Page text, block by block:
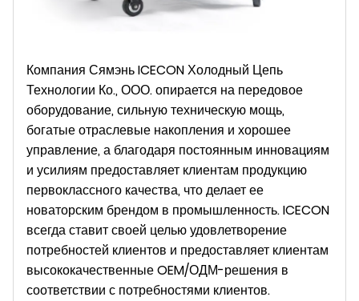
Компания Сямэнь ICECON Холодный Цепь
Технологии Ко., ООО. опирается на передовое
оборудование, сильную техническую мощь,
богатые отраслевые накопления и хорошее
управление, а благодаря постоянным инновациям
и усилиям предоставляет клиентам продукцию
первоклассного качества, что делает ее
новаторским брендом в промышленность. ICECON
всегда ставит своей целью удовлетворение
потребностей клиентов и предоставляет клиентам
высококачественные OEM/ОДМ-решения в
соответствии с потребностями клиентов.